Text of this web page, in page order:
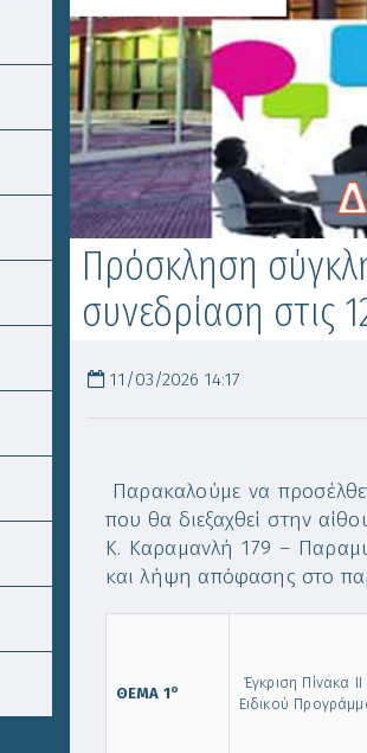
Πρόσκληση
συνεδρίαση στις
11/03/2026 14:17
Παρακαλούμε να
που θα διεξαχθεί στην
Κ. Καραμανλή 179 –
και λήψη απόφασης στο
ΘΕΜΑ 1ο
Έγκριση Πίνακα
Ειδικού